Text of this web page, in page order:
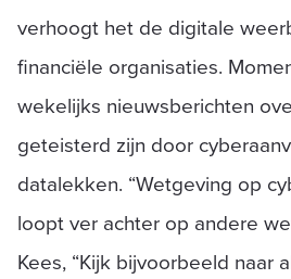
verhoogt het de digitale
financiële organisaties.
wekelijks nieuwsberichten
geteisterd zijn door
datalekken. “Wetgeving op
loopt ver achter op andere
Kees, “Kijk bijvoorbeeld naar